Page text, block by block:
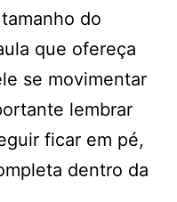
do
que ofereça
se movimentar
lembrar
ficar em pé,
dentro da